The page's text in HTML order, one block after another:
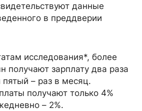
данные
в преддверии
исследования*, более
получают зарплату два раза
– раз в месяц.
получают только 4%
– 2%.